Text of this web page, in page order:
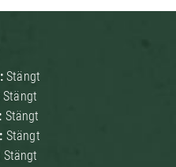
Stängt
Stängt
Stängt
Stängt
Stängt